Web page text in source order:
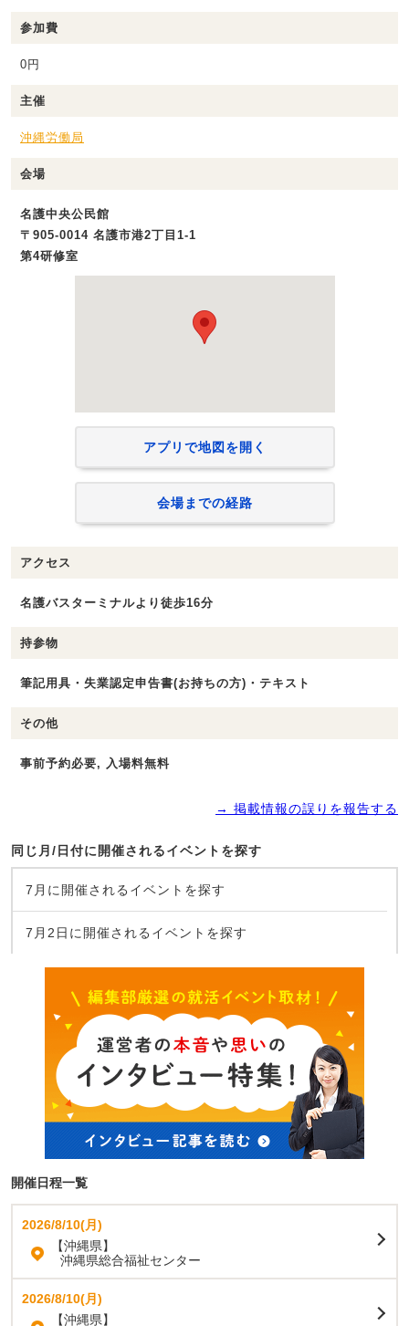
参加費
0円
主催
沖縄労働局
会場
名護中央公民館
〒905-0014 名護市港2丁目1-1
第4研修室
アプリで地図を開く
会場までの経路
アクセス
名護バスターミナルより徒歩16分
持参物
筆記用具・失業認定申告書(お持ちの方)・テキスト
その他
事前予約必要, 入場料無料
→ 掲載情報の誤りを報告する
同じ月/日付に開催されるイベントを探す
7月に開催されるイベントを探す
7月2日に開催されるイベントを探す
開催日程一覧
2026/8/10(月)
【沖縄県】
沖縄県総合福祉センター
2026/8/10(月)
【沖縄県】